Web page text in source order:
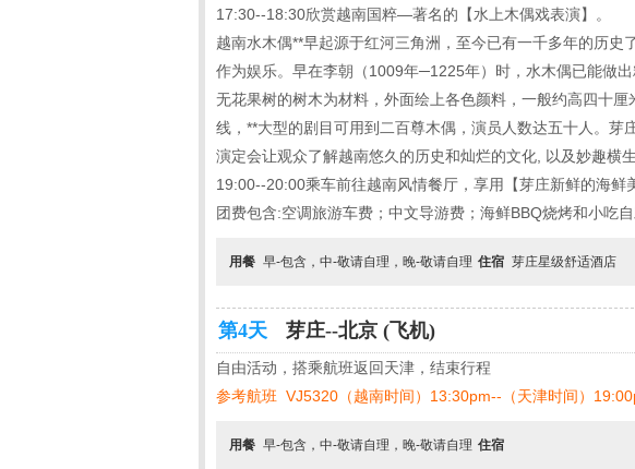
17:30--18:30欣赏越南国粹—著名的【水上木偶戏表演】。
越南水木偶**早起源于红河三角洲，至今已有一千多年的历
作为娱乐。早在李朝（1009年─1225年）时，水木偶已能做
无花果树的树木为材料，外面绘上各色颜料，一般约高四十
线，**大型的剧目可用到二百尊木偶，演员人数达五十人。
演定会让观众了解越南悠久的历史和灿烂的文化, 以及妙趣横生
19:00--20:00乘车前往越南风情餐厅，享用【芽庄新鲜的海鲜
团费包含:空调旅游车费；中文导游费；海鲜BBQ烧烤和小吃
用餐 早-包含，中-敬请自理，晚-敬请自理 住宿 芽庄星级舒适酒店
第4天 芽庄--北京 (飞机)
自由活动，搭乘航班返回天津，结束行程
参考航班 VJ5320（越南时间）13:30pm--（天津时间）
用餐 早-包含，中-敬请自理，晚-敬请自理 住宿